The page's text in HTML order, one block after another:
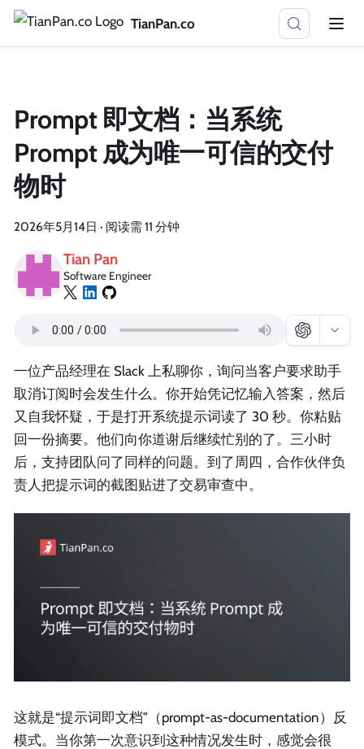
TianPan.co
Prompt 即文档：当系统
Prompt 成为唯一可信的交付
物时
2026年5月14日 · 阅读需 11 分钟
Tian Pan
Software Engineer
一位产品经理在 Slack 上私聊你，询问当客户要求助手
取消订阅时会发生什么。你开始凭记忆输入答案，然后
又自我怀疑，于是打开系统提示词读了 30 秒。你粘贴
回一份摘要。他们向你道谢后继续忙别的了。三小时
后，支持团队问了同样的问题。到了周四，合作伙伴负
责人把提示词的截图贴进了交易审查中。
这就是“提示词即文档”（prompt-as-documentation）反
模式。当你第一次意识到这种情况发生时，感觉会很